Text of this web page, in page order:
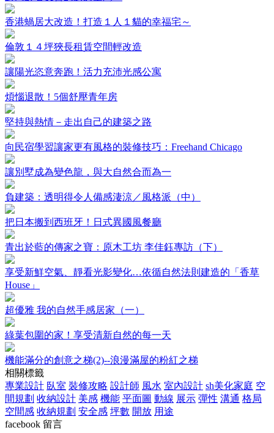
香港蝸居大改造！打造１人１貓的幸福宅～
倫敦１４坪狹長租賃空間輕改造
讓陽光恣意奔跑！活力充沛光感公寓
煩惱退散！5個舒壓青年房
堅持與熱情－走出自己的建築之路
向民宿學習讓家更有風格的裝修技巧：Freehand Chicago
讓別墅成為變色龍，與大自然合而為一
負建築：透明得令人備感淒涼／風格派（中）
把日本搬到西班牙！日式異國風餐廳
青出於藍的傳家之寶：原木工坊 李佳鈺專訪（下）
享受新鮮空氣、靜看光影變化…依循自然法則建造的「香草
House」
超優雅 我的自然手感居家（一）
綠葉包圍的家！享受清新自然的每一天
機能滿分的創意之梯(2)--浪漫滿屋的粉紅之梯
相關標籤
專業設計 臥室 裝修攻略 設計師 風水 室內設計 sh美化家庭 空
間規劃 收納設計 美感 機能 平面圖 動線 展示 彈性 溝通 格局
空間感 收納規劃 安全感 坪數 開放 用途
facebook 留言